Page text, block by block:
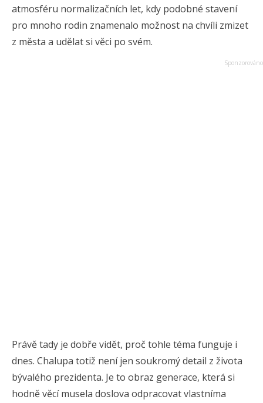
atmosféru normalizačních let, kdy podobné stavení
pro mnoho rodin znamenalo možnost na chvíli zmizet
z města a udělat si věci po svém.
Právě tady je dobře vidět, proč tohle téma funguje i
dnes. Chalupa totiž není jen soukromý detail z života
bývalého prezidenta. Je to obraz generace, která si
hodně věcí musela doslova odpracovat vlastníma